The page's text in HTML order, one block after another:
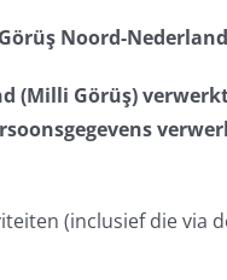
Noord-Nederland
(Milli Görüş)
(inclusief die